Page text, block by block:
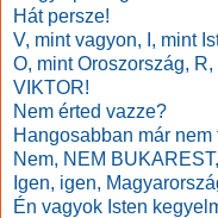
Hát persze!
V, mint vagyon, I, mint
O, mint Oroszország,
VIKTOR!
Nem érted vazze?
Hangosabban már nem
Nem, NEM
Igen, igen,
Én vagyok Isten